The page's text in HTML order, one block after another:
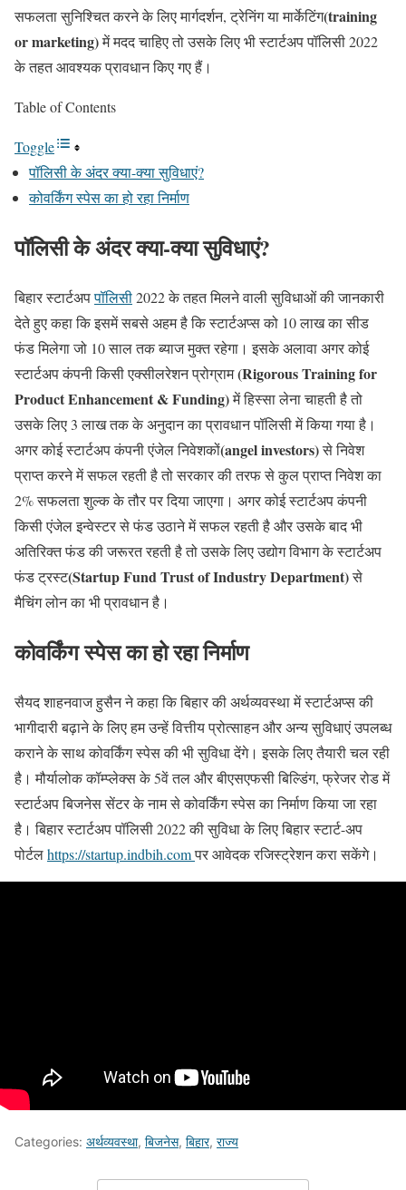
सफलता सुनिश्चित करने के लिए मार्गदर्शन, ट्रेनिंग या मार्केटिंग(training
or marketing)में मदद चाहिए तो उसके लिए भी स्टार्टअप पॉलिसी 2022
के तहत आवश्यक प्रावधान किए गए हैं।
Table of Contents
Toggle
पॉलिसी के अंदर क्या-क्या सुविधाएं?
कोवर्किंग स्पेस का हो रहा निर्माण
पॉलिसी के अंदर क्या-क्या सुविधाएं?
बिहार स्टार्टअपपॉलिसी2022 के तहत मिलने वाली सुविधाओं की जानकारी
देते हुए कहा कि इसमें सबसे अहम है कि स्टार्टअप्स को 10 लाख का सीड
फंड मिलेगा जो 10 साल तक ब्याज मुक्त रहेगा। इसके अलावा अगर कोई
स्टार्टअप कंपनी किसी एक्सीलरेशन प्रोग्राम(Rigorous Training for
Product Enhancement & Funding)में हिस्सा लेना चाहती है तो
उसके लिए 3 लाख तक के अनुदान का प्रावधान पॉलिसी में किया गया है।
अगर कोई स्टार्टअप कंपनी एंजेल निवेशकों(angel investors)से निवेश
प्राप्त करने में सफल रहती है तो सरकार की तरफ से कुल प्राप्त निवेश का
2% सफलता शुल्क के तौर पर दिया जाएगा। अगर कोई स्टार्टअप कंपनी
किसी एंजेल इन्वेस्टर से फंड उठाने में सफल रहती है और उसके बाद भी
अतिरिक्त फंड की जरूरत रहती है तो उसके लिए उद्योग विभाग के स्टार्टअप
फंड ट्रस्ट(Startup Fund Trust of Industry Department)से
मैचिंग लोन का भी प्रावधान है।
कोवर्किंग स्पेस का हो रहा निर्माण
सैयद शाहनवाज हुसैन ने कहा कि बिहार की अर्थव्यवस्था में स्टार्टअप्स की
भागीदारी बढ़ाने के लिए हम उन्हें वित्तीय प्रोत्साहन और अन्य सुविधाएं उपलब्ध
कराने के साथ कोवर्किंग स्पेस की भी सुविधा देंगे। इसके लिए तैयारी चल रही
है। मौर्यालोक कॉम्प्लेक्स के 5वें तल और बीएसएफसी बिल्डिंग, फ्रेजर रोड में
स्टार्टअप बिजनेस सेंटर के नाम से कोवर्किंग स्पेस का निर्माण किया जा रहा
है। बिहार स्टार्टअप पॉलिसी 2022 की सुविधा के लिए बिहार स्टार्ट-अप
पोर्टलhttps://startup.indbih.comपर आवेदक रजिस्ट्रेशन करा सकेंगे।
Categories: अर्थव्यवस्था, बिजनेस, बिहार, राज्य